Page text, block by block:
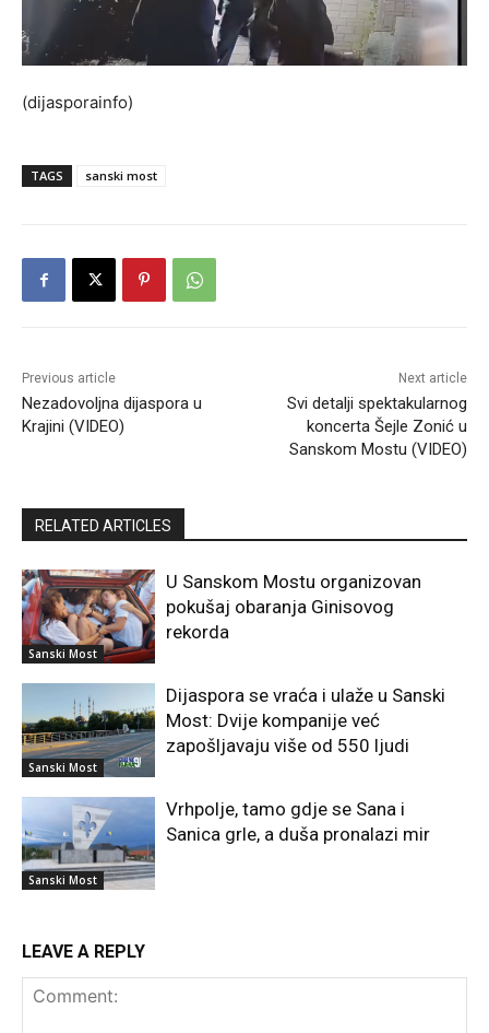
(dijasporainfo)
TAGS sanski most
Previous article
Nezadovoljna dijaspora u
Krajini (VIDEO)
Next article
Svi detalji spektakularnog
koncerta Šejle Zonić u
Sanskom Mostu (VIDEO)
RELATED ARTICLES
Sanski Most
U Sanskom Mostu organizovan
pokušaj obaranja Ginisovog
rekorda
Sanski Most
Dijaspora se vraća i ulaže u Sanski
Most: Dvije kompanije već
zapošljavaju više od 550 ljudi
Sanski Most
Vrhpolje, tamo gdje se Sana i
Sanica grle, a duša pronalazi mir
LEAVE A REPLY